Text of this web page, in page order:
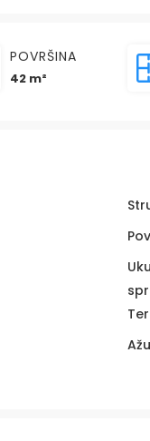
POVRŠINA
42 m²